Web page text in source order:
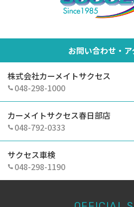
お問い合わせ・ア
株式会社カーメイトサクセス
048-298-1000
カーメイトサクセス春日部店
048-792-0333
サクセス車検
048-298-1190